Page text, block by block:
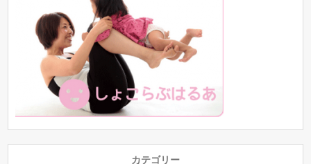
カテゴリー